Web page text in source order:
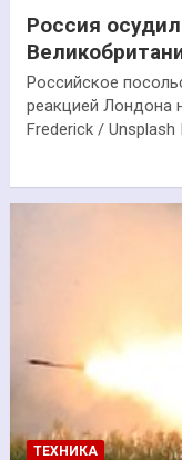
Россия
Российское
реакцией Лондона
Frederick /
ТЕХНИКА